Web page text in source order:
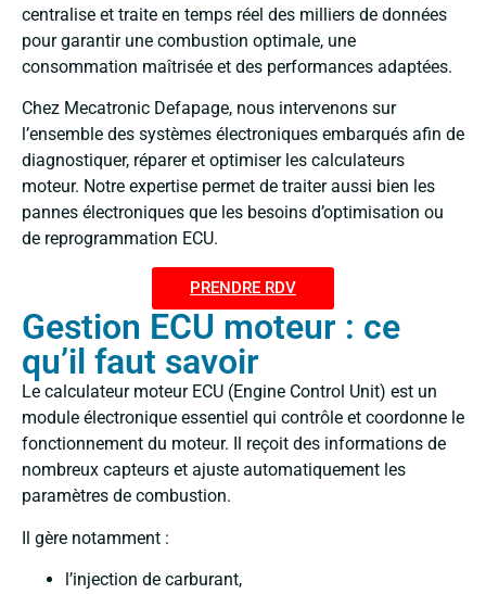
centralise et traite en temps réel des milliers de données
pour garantir une combustion optimale, une
consommation maîtrisée et des performances adaptées.
Chez Mecatronic Defapage, nous intervenons sur
l’ensemble des systèmes électroniques embarqués afin de
diagnostiquer, réparer et optimiser les calculateurs
moteur. Notre expertise permet de traiter aussi bien les
pannes électroniques que les besoins d’optimisation ou
de reprogrammation ECU.
PRENDRE RDV
Gestion ECU moteur : ce
qu’il faut savoir
Le calculateur moteur ECU (Engine Control Unit) est un
module électronique essentiel qui contrôle et coordonne le
fonctionnement du moteur. Il reçoit des informations de
nombreux capteurs et ajuste automatiquement les
paramètres de combustion.
Il gère notamment :
l’injection de carburant,